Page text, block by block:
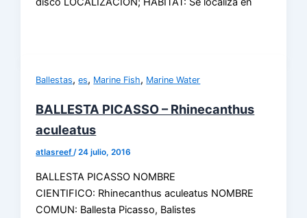
Ballestas,es, Marine Fish, Marine Water
BALLESTA PICASSO – Rhinecanthus
aculeatus
atlasreef/24 julio, 2016
BALLESTA PICASSO NOMBRE
CIENTIFICO: Rhinecanthus aculeatus NOMBRE
COMUN: Ballesta Picasso, Balistes